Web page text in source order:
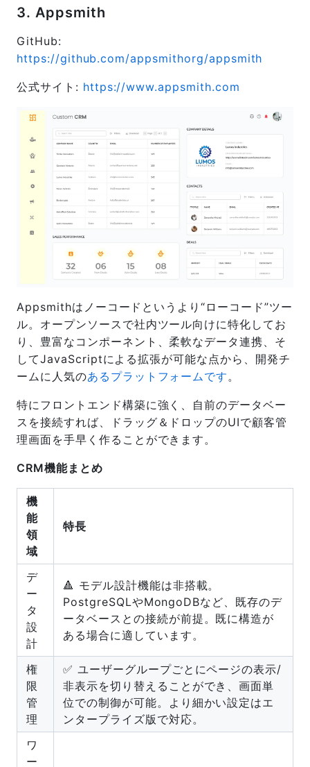
3. Appsmith
GitHub:
https://github.com/appsmithorg/appsmith
公式サイト: https://www.appsmith.com
Appsmithはノーコードというより“ローコード”ツー
ル。オープンソースで社内ツール向けに特化してお
り、豊富なコンポーネント、柔軟なデータ連携、そ
してJavaScriptによる拡張が可能な点から、開発チ
ームに人気のあるプラットフォームです 。
特にフロントエンド構築に強く、自前のデータベー
スを接続すれば、ドラッグ＆ドロップのUIで顧客管
理画面を手早く作ることができます。
CRM機能まとめ
機
能
領
域
特長
デ
ー
タ
設
計
🔺 モデル設計機能は非搭載。
PostgreSQLやMongoDBなど、既存のデ
ータベースとの接続が前提。既に構造が
ある場合に適しています。
権
限
管
理
✅ ユーザーグループごとにページの表示/
非表示を切り替えることができ、画面単
位での制御が可能。より細かい設定はエ
ンタープライズ版で対応。
ワ
ー